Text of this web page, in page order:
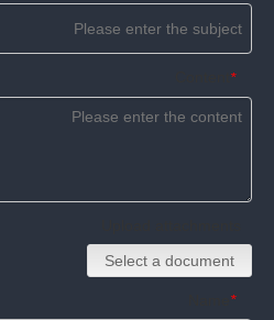
*
Select a document
*